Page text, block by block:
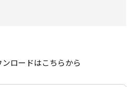
ロードはこちらから